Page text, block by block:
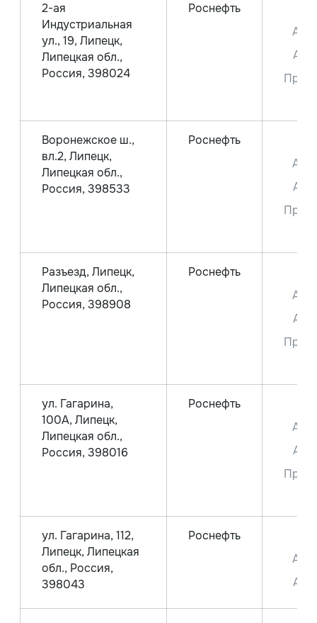
2-ая
Индустриальная
ул., 19, Липецк,
Липецкая обл.,
Россия, 398024
Роснефть
Аи-
Аи-
Воронежское ш.,
вл.2, Липецк,
Липецкая обл.,
Россия, 398533
Роснефть
Аи-
Аи-
Разъезд, Липецк,
Липецкая обл.,
Россия, 398908
Роснефть
Аи-
Аи-
ул. Гагарина,
100А, Липецк,
Липецкая обл.,
Россия, 398016
Роснефть
Аи-
Аи-
ул. Гагарина, 112,
Липецк, Липецкая
обл., Россия,
398043
Роснефть
Аи-
Аи-